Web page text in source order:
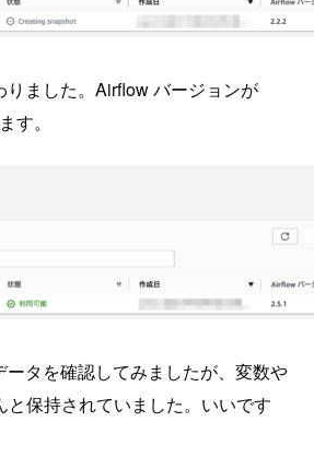
りました。Airflow バージョンが
す。
ータを確認してみましたが、変数や
と保持されていました。いいです